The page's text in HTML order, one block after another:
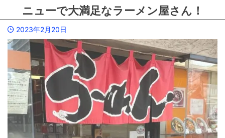
ニューで大満足なラーメン屋さん！
2023年2月20日